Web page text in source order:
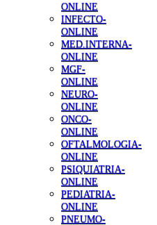
ONLINE
INFECTO-
ONLINE
MED.INTERNA-
ONLINE
MGF-
ONLINE
NEURO-
ONLINE
ONCO-
ONLINE
OFTALMOLOGIA-
ONLINE
PSIQUIATRIA-
ONLINE
PEDIATRIA-
ONLINE
PNEUMO-